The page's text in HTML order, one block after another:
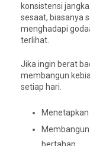
konsistensi
sesaat, biasanya
menghadapi
terlihat.
Jika ingin berat
membangun
setiap hari.